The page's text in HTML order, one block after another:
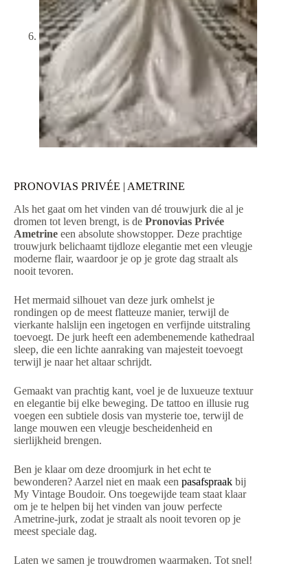
PRONOVIAS PRIVÉE | AMETRINE
Als het gaat om het vinden van dé trouwjurk die al je
dromen tot leven brengt, is de Pronovias Privée
Ametrine een absolute showstopper. Deze prachtige
trouwjurk belichaamt tijdloze elegantie met een vleugje
moderne flair, waardoor je op je grote dag straalt als
nooit tevoren.
Het mermaid silhouet van deze jurk omhelst je
rondingen op de meest flatteuze manier, terwijl de
vierkante halslijn een ingetogen en verfijnde uitstraling
toevoegt. De jurk heeft een adembenemende kathedraal
sleep, die een lichte aanraking van majesteit toevoegt
terwijl je naar het altaar schrijdt.
Gemaakt van prachtig kant, voel je de luxueuze textuur
en elegantie bij elke beweging. De tattoo en illusie rug
voegen een subtiele dosis van mysterie toe, terwijl de
lange mouwen een vleugje bescheidenheid en
sierlijkheid brengen.
Ben je klaar om deze droomjurk in het echt te
bewonderen? Aarzel niet en maak een pasafspraak bij
My Vintage Boudoir. Ons toegewijde team staat klaar
om je te helpen bij het vinden van jouw perfecte
Ametrine-jurk, zodat je straalt als nooit tevoren op je
meest speciale dag.
Laten we samen je trouwdromen waarmaken. Tot snel!